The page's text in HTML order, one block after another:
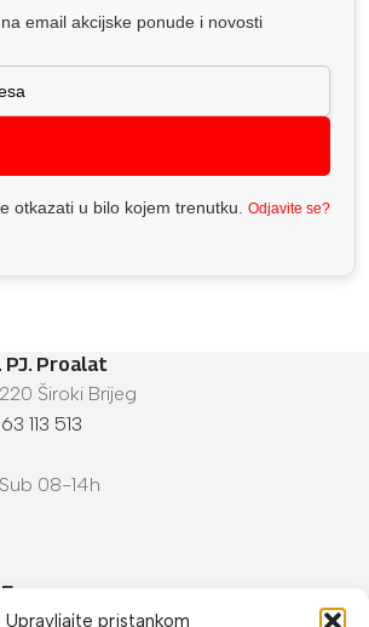
Upravljajte pristankom
email akcijske ponude i novosti
otkazati u bilo kojem trenutku. Odjavite se?
PJ. Proalat
Široki Brijeg
113 513
08-14h